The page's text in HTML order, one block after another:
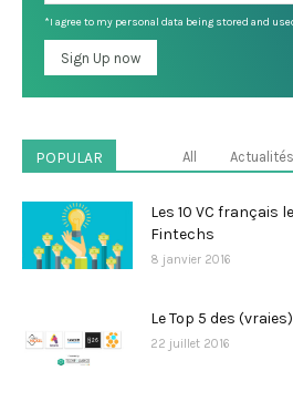
*I agree to my personal data being stored and
POPULAR All Actualités
Les 10 VC français
Fintechs
8 janvier 2016
Le Top 5 des
22 juillet 2016